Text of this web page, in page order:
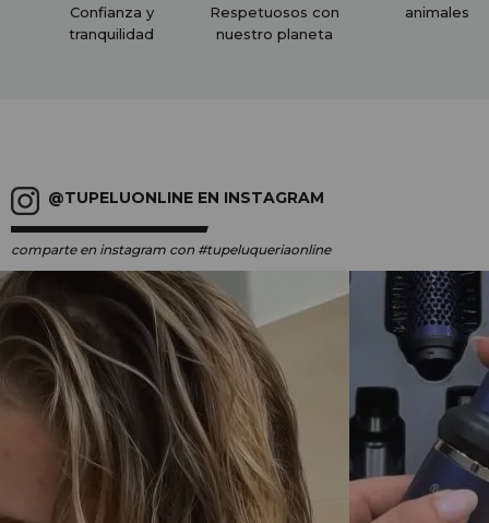
Confianza y
tranquilidad
Respetuosos con
nuestro planeta
animales
@TUPELUONLINE EN INSTAGRAM
comparte en instagram con #tupeluqueriaonline